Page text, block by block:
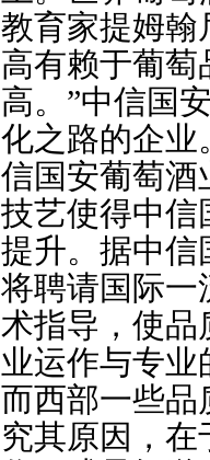
教育家提姆翰
高有赖于葡
高。”中信国
化之路的企业
信国安葡萄酒
技艺使得中信
提升。据中信
将聘请国际一
术指导，使品
业运作与专
而西部一些品
究其原因，